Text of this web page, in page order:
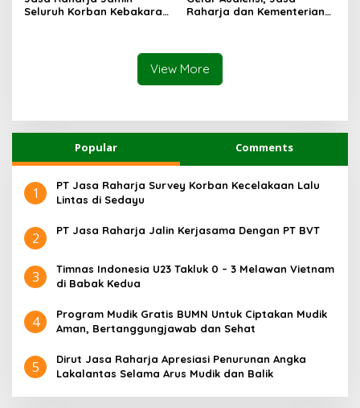
Seluruh Korban Kebakaran
Raharja dan Kementerian
View More
Popular Comments
1
PT Jasa Raharja Survey Korban Kecelakaan Lalu
Lintas di Sedayu
2 PT Jasa Raharja Jalin Kerjasama Dengan PT BVT
3
Timnas Indonesia U23 Takluk 0 – 3 Melawan Vietnam
di Babak Kedua
4
Program Mudik Gratis BUMN Untuk Ciptakan Mudik
Aman, Bertanggungjawab dan Sehat
5
Dirut Jasa Raharja Apresiasi Penurunan Angka
Lakalantas Selama Arus Mudik dan Balik